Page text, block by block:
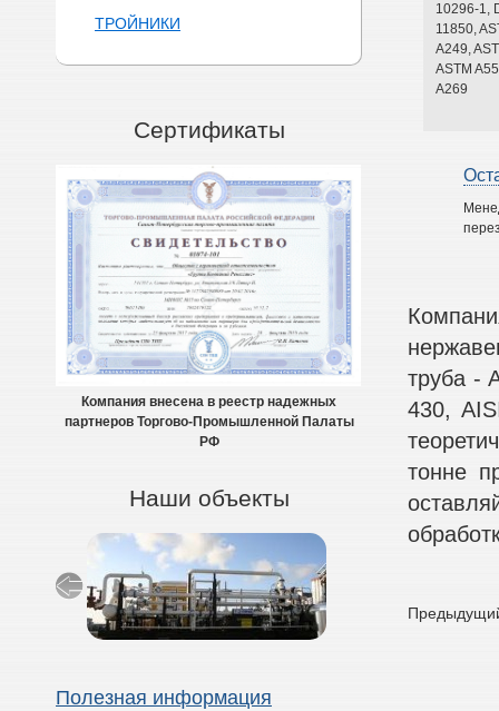
ТРОЙНИКИ
Сертификаты
Компания внесена в реестр надежных
партнеров Торгово-Промышленной Палаты
РФ
Наши объекты
Полезная информация
10296-1,
11850,
A249,
ASTM
A269
труба -
430,
тонне